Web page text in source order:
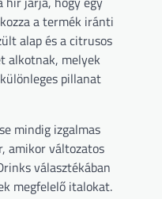
a termék iránti
alap és a citrusos
alkotnak, melyek
pillanat
mindig izgalmas
amikor változatos
választékában
megfelelő italokat.